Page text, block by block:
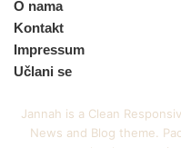
O nama
Kontakt
Impressum
Učlani se
Jannah is a Clean
News and Blog theme.